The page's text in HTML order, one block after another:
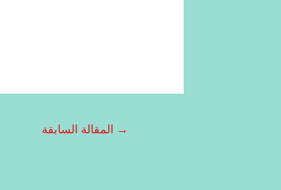
→ المقالة السابقة